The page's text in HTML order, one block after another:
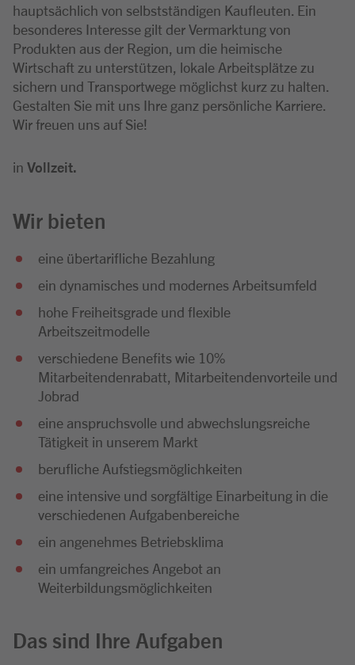
hauptsächlich von selbstständigen Kaufleuten. Ein
besonderes Interesse gilt der Vermarktung von
Produkten aus der Region, um die heimische
Wirtschaft zu unterstützen, lokale Arbeitsplätze zu
sichern und Transportwege möglichst kurz zu halten.
Gestalten Sie mit uns Ihre ganz persönliche Karriere.
Wir freuen uns auf Sie!
in Vollzeit.
Wir bieten
eine übertarifliche Bezahlung
ein dynamisches und modernes Arbeitsumfeld
hohe Freiheitsgrade und flexible
Arbeitszeitmodelle
verschiedene Benefits wie 10%
Mitarbeitendenrabatt, Mitarbeitendenvorteile und
Jobrad
eine anspruchsvolle und abwechslungsreiche
Tätigkeit in unserem Markt
berufliche Aufstiegsmöglichkeiten
eine intensive und sorgfältige Einarbeitung in die
verschiedenen Aufgabenbereiche
ein angenehmes Betriebsklima
ein umfangreiches Angebot an
Weiterbildungsmöglichkeiten
Das sind Ihre Aufgaben